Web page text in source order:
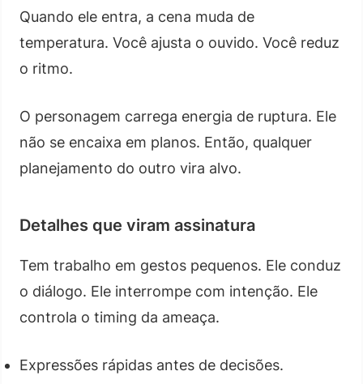
Quando ele entra, a cena muda de
temperatura. Você ajusta o ouvido. Você reduz
o ritmo.
O personagem carrega energia de ruptura. Ele
não se encaixa em planos. Então, qualquer
planejamento do outro vira alvo.
Detalhes que viram assinatura
Tem trabalho em gestos pequenos. Ele conduz
o diálogo. Ele interrompe com intenção. Ele
controla o timing da ameaça.
Expressões rápidas antes de decisões.